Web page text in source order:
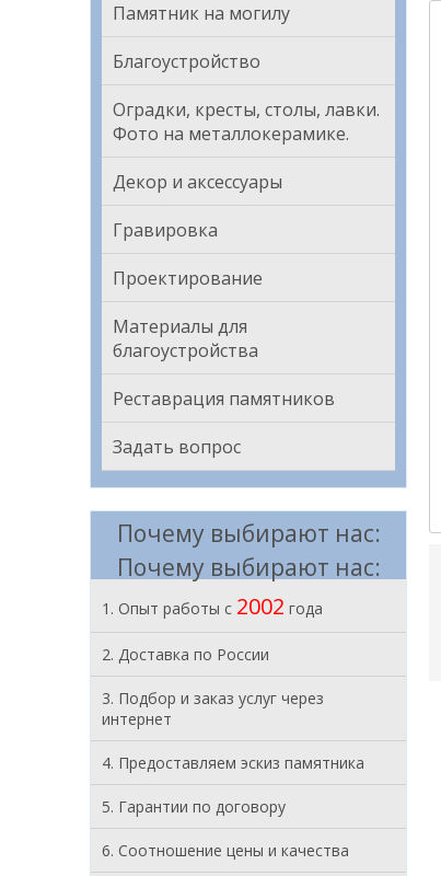
Памятник на могилу
Благоустройство
Оградки, кресты, столы, лавки.
Фото на металлокерамике.
Декор и аксессуары
Гравировка
Проектирование
Материалы для
благоустройства
Реставрация памятников
Задать вопрос
Почему выбирают нас:
Почему выбирают нас:
1. Опыт работы с 2002 года
2. Доставка по России
3. Подбор и заказ услуг через
интернет
4. Предоставляем эскиз памятника
5. Гарантии по договору
6. Соотношение цены и качества